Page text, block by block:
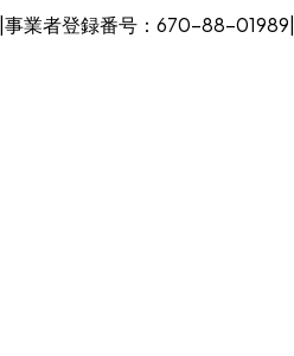
事業者登録番号：670-88-01989